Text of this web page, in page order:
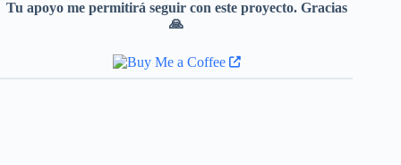
Tu apoyo me permitirá seguir con este proyecto. Gracias
🙏